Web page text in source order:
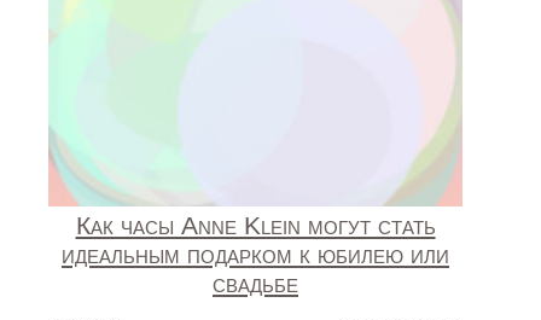
Как часы Anne Klein могут стать
идеальным подарком к юбилею или
свадьбе